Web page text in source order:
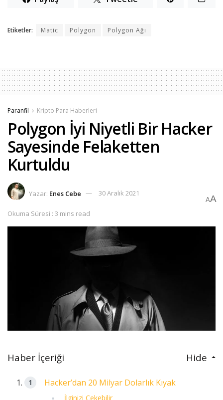
Etiketler: Matic Polygon Polygon Ağı
Paranfil Kripto Para Haberleri
Polygon İyi Niyetli Bir Hacker
Sayesinde Felaketten
Kurtuldu
Yazar: Enes Cebe 30 Aralık 2021
Okuma Süresi : 3 mins read
AA
Haber İçeriği Hide
Hacker’dan 20 Milyar Dolarlık Kıyak
İlginizi Çekebilir